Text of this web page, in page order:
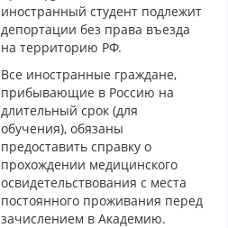
иностранный студент подлежит
депортации без права въезда
на территорию РФ.
Все иностранные граждане,
прибывающие в Россию на
длительный срок (для
обучения), обязаны
предоставить справку о
прохождении медицинского
освидетельствования с места
постоянного проживания перед
зачислением в Академию.